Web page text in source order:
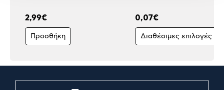
2,99€
Προσθήκη
0,07€
Διαθέσιμες επιλογές